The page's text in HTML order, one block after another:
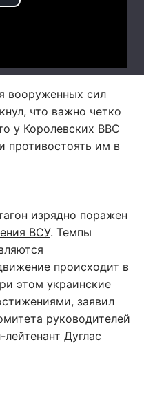
вооруженных сил
что важно четко
у Королевских ВВС
противостоять им в
изрядно поражен
ВСУ. Темпы
происходит в
этом украинские
заявил
руководителей
Дуглас